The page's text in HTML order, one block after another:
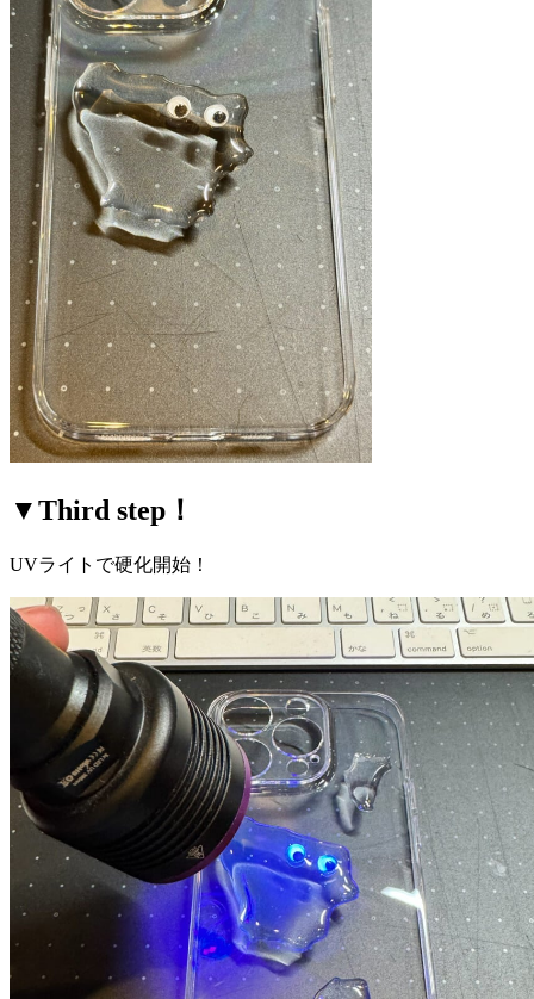
▼Third step！
UVライトで硬化開始！